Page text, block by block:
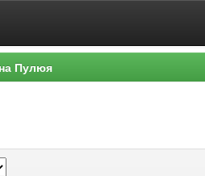
Пулюя